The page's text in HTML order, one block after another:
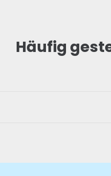
Häufig